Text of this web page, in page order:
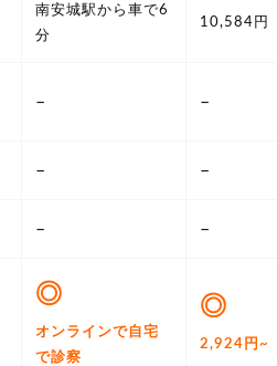
南安城駅から車で6
分
10,584円
– –
– –
– –
◎
オンラインで自宅
で診察
◎
2,924円~